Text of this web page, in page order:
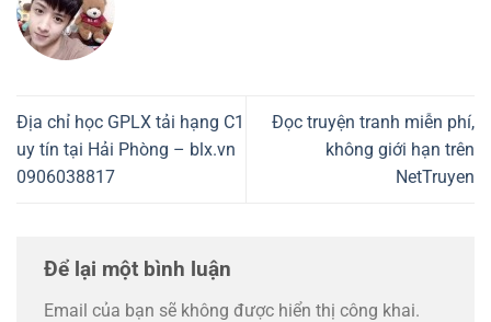
Địa chỉ học GPLX tải hạng C1
uy tín tại Hải Phòng – blx.vn
0906038817
Đọc truyện tranh miễn phí,
không giới hạn trên
NetTruyen
Để lại một bình luận
Email của bạn sẽ không được hiển thị công khai.